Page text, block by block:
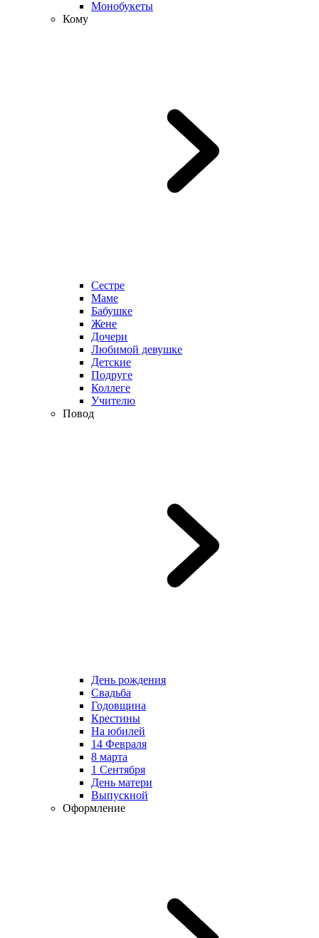
Монобукеты
Кому
Сестре
Маме
Бабушке
Жене
Дочери
Любимой девушке
Детские
Подруге
Коллеге
Учителю
Повод
День рождения
Свадьба
Годовщина
Крестины
На юбилей
14 Февраля
8 марта
1 Сентября
День матери
Выпускной
Оформление